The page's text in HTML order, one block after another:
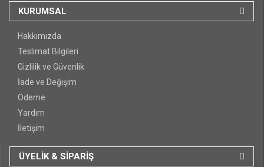
KURUMSAL
Hakkımızda
Teslimat Bilgileri
Gizlilik ve Güvenlik
İade ve Değişim
Ödeme
Yardım
İletişim
ÜYELİK & SİPARİŞ